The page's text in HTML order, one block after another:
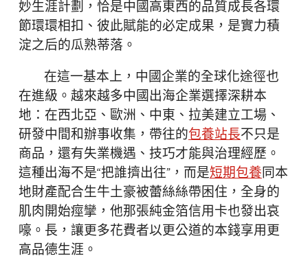
妙生涯計劃，恰是中國高東西的品質成長各環
節環環相扣、彼此賦能的必定成果，是實力積
淀之后的瓜熟蒂落。
在這一基本上，中國企業的全球化途徑也
在進級。越來越多中國出海企業選擇深耕本
地：在西北亞、歐洲、中東、拉美建立工場、
研發中間和辦事收集，帶往的包養站長不只是
商品，還有失業機遇、技巧才能與治理經歷。
這種出海不是“把誰擠出往”，而是短期包養同本
地財產配合生牛土豪被蕾絲絲帶困住，全身的
肌肉開始痙攣，他那張純金箔信用卡也發出哀
嚎。長，讓更多花費者以更公道的本錢享用更
高品德生涯。